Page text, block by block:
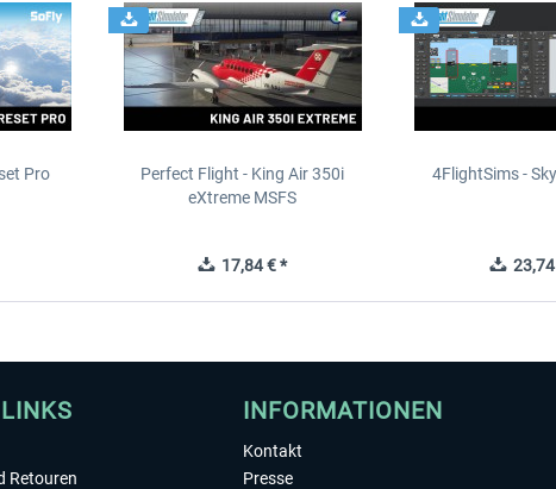
Pro
Perfect Flight - King Air 350i
eXtreme MSFS
17,84 € *
4FlightSims -
23,74
Retouren
INFORMATIONEN
Kontakt
Presse